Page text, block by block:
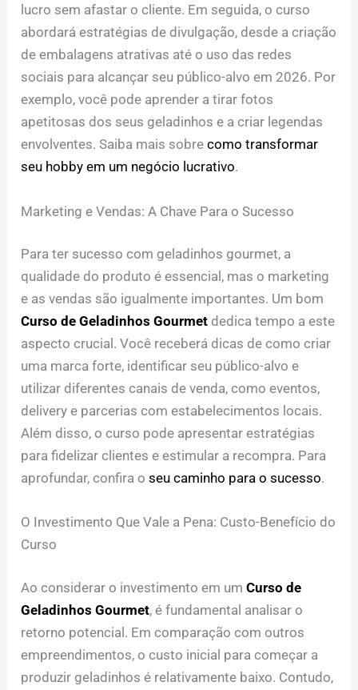
lucro sem afastar o cliente. Em seguida, o curso
abordará estratégias de divulgação, desde a criação
de embalagens atrativas até o uso das redes
sociais para alcançar seu público-alvo em 2026. Por
exemplo, você pode aprender a tirar fotos
apetitosas dos seus geladinhos e a criar legendas
envolventes. Saiba mais sobrecomo transformar
seu hobby em um negócio lucrativo.
Marketing e Vendas: A Chave Para o Sucesso
Para ter sucesso com geladinhos gourmet, a
qualidade do produto é essencial, mas o marketing
e as vendas são igualmente importantes. Um bom
Curso de Geladinhos Gourmet dedica tempo a este
aspecto crucial. Você receberá dicas de como criar
uma marca forte, identificar seu público-alvo e
utilizar diferentes canais de venda, como eventos,
delivery e parcerias com estabelecimentos locais.
Além disso, o curso pode apresentar estratégias
para fidelizar clientes e estimular a recompra. Para
aprofundar, confira oseu caminho para o sucesso.
O Investimento Que Vale a Pena: Custo-Benefício do
Curso
Ao considerar o investimento em umCurso de
Geladinhos Gourmet, é fundamental analisar o
retorno potencial. Em comparação com outros
empreendimentos, o custo inicial para começar a
produzir geladinhos é relativamente baixo. Contudo,